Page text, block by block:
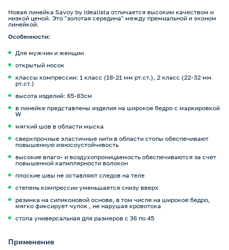
Новая линейка Savoy by Idealista отличается высоким качеством и
низкой ценой. Это "золотая середина" между премиальной и эконом
линейкой.
Особенности:
Для мужчин и женщин
открытый носок
классы компрессии: 1 класс (18-21 мм рт.ст.), 2 класс (22-32 мм
рт.ст.)
высота изделий: 65-83см
в линейке представлены изделия на широкое бедро с маркировкой
W
мягкий шов в области мыска
сверхпрочные эластичные нити в области стопы обеспечивают
повышенную износоустойчивость
высокие влаго- и воздухопроницаемость обеспечиваются за счет
повышенной капиллярности волокон
плоские швы не оставляют следов на теле
степень компрессии уменьшается снизу вверх
резинка на силиконовой основе, в том числе на широкое бедро,
мягко фиксирует чулок , не нарушая кровотока
стопа универсальная для размеров с 36 по 45
Применение